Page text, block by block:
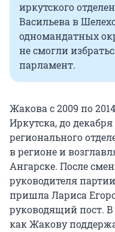
иркутского
Васильева в
одномандатных
не смогли
парламент.
Жакова с 2009 по
Иркутска, до декабря
регионального
в регионе и
Ангарске. После
руководителя
пришла Лариса
руководящий пост. В
как Жакову